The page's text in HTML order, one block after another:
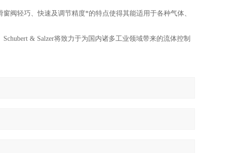
阀轻巧、快速及调节精度*的特点使得其能适用于各种气体、
& Salzer将致力于为国内诸多工业领域带来的流体控制